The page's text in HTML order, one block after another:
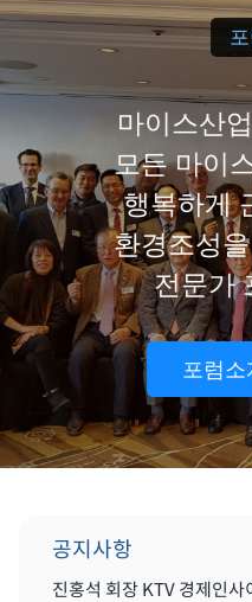
마이스산
모든 마이
행복하게
환경조성
전문가
포럼소
공지사항
진홍석 회장 KTV 경제인